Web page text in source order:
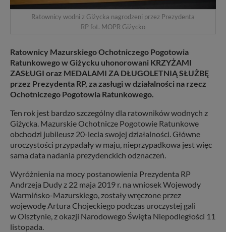
Ratownicy wodni z Giżycka nagrodzeni przez Prezydenta
RP fot. MOPR Giżycko
Ratownicy Mazurskiego Ochotniczego Pogotowia
Ratunkowego w Giżycku uhonorowani KRZYŻAMI
ZASŁUGI oraz MEDALAMI ZA DŁUGOLETNIĄ SŁUŻBĘ
przez Prezydenta RP, za zasługi w działalności na rzecz
Ochotniczego Pogotowia Ratunkowego.
Ten rok jest bardzo szczególny dla ratowników wodnych z
Giżycka. Mazurskie Ochotnicze Pogotowie Ratunkowe
obchodzi jubileusz 20-lecia swojej działalności. Główne
uroczystości przypadały w maju, nieprzypadkowa jest więc
sama data nadania prezydenckich odznaczeń.
Wyróżnienia na mocy postanowienia Prezydenta RP
Andrzeja Dudy z 22 maja 2019 r. na wniosek Wojewody
Warmińsko-Mazurskiego, zostały wręczone przez
wojewodę Artura Chojeckiego podczas uroczystej gali
w Olsztynie, z okazji Narodowego Święta Niepodległości 11
listopada.